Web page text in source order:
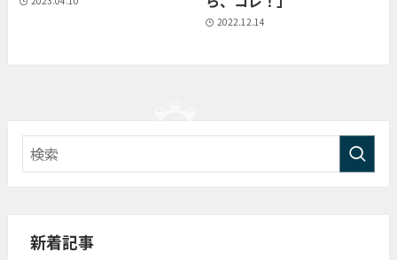
2022.12.14
新着記事